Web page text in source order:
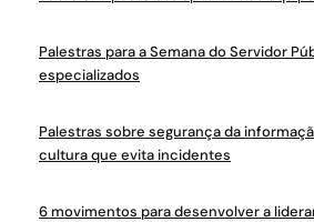
Palestras para a Semana do Servidor
especializados
Palestras sobre segurança da
cultura que evita incidentes
6 movimentos para desenvolver a